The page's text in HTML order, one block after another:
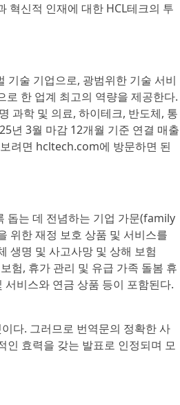
혁신적 인재에 대한 HCL테크의 투
기술 기업으로, 광범위한 기술 서비
한 업계 최고의 역량을 제공한다.
과학 및 의료, 하이테크, 반도체, 통
년 3월 마감 12개월 기준 연결 매출
려면 hcltech.com에 방문하면 된
돕는 데 전념하는 기업 가문(family
위한 재정 보호 상품 및 서비스를
생명 및 사고사망 및 상해 보험
, 휴가 관리 및 유급 가족 돌봄 휴
비스와 연금 상품 등이 포함된다.
다. 그러므로 번역문의 정확한 사
인 효력을 갖는 발표로 인정되며 모